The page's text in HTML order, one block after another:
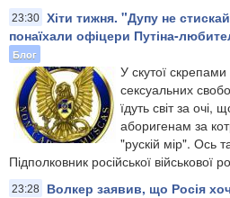
23:30 Хіти тижня. "Дупу не
понаїхали офіцери Путіна-
Блог
У скутої скрепами
сексуальних
їдуть світ за очі,
аборигенам за
"рускій мір". Ось
Підполковник російської військової
23:28 Волкер заявив, що Росія